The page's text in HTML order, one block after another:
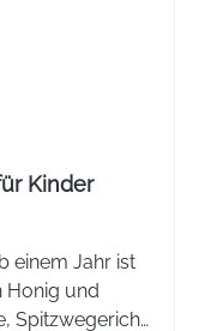
Kinder
einem Jahr ist
Honig und
Spitzwegerich